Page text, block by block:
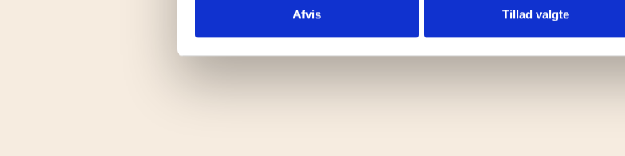
Afvis Tillad valgte